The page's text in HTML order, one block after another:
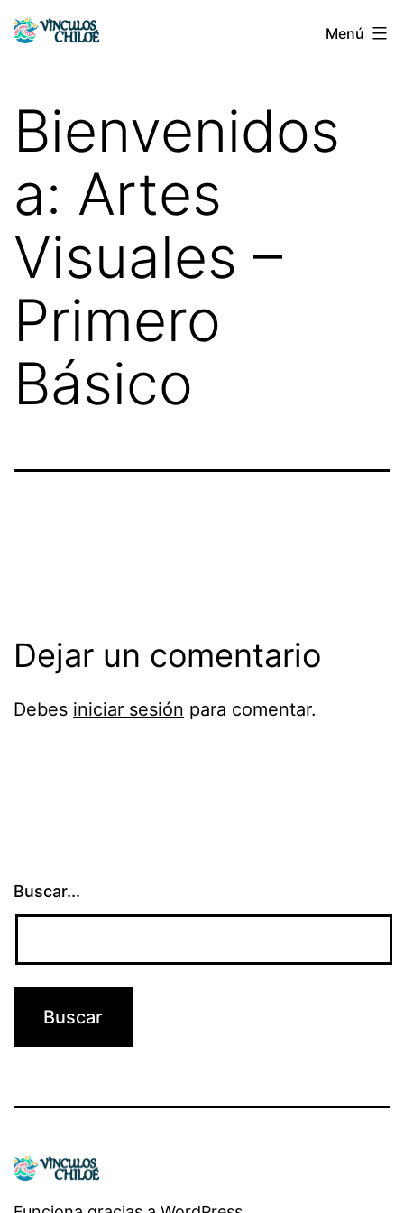
Saltar
Vínculos
Menú
Bienvenidos
a: Artes
Visuales –
Primero
Básico
Dejar un comentario
Debes iniciar sesión para comentar.
Buscar...